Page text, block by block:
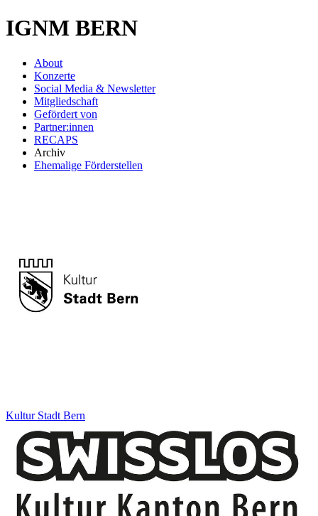
IGNM BERN
About
Konzerte
Social Media & Newsletter
Mitgliedschaft
Gefördert von
Partner:innen
RECAPS
Archiv
Ehemalige Förderstellen
Kultur Stadt Bern